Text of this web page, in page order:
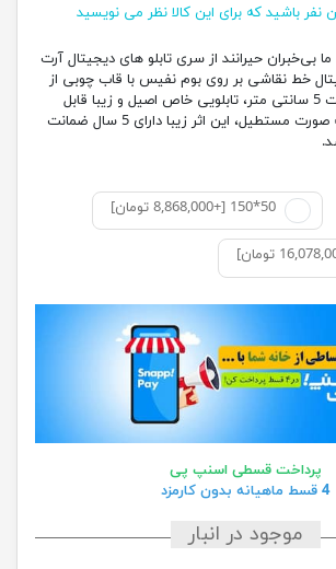
نفر باشید که برای این کالا نظر می نویسید
ما بی‌خبران حیرانند از سری تابلو های دیجیتال آرت
خط نقاشی بر روی بوم نفیس با قاب چوبی از
جنس روس و ضخامت 5 سانتی متر، تابلویی خاص اصیل و زیبا قابل
سفارش در 7 سایز به صورت مستطیل، این اثر زیبا دارای 5 سال ضمانت
50*150 [+8,868,000 تومان]
پرداخت قسطی اسنپ پی
4 قسط ماهیانه بدون کارمزد
موجود در انبار